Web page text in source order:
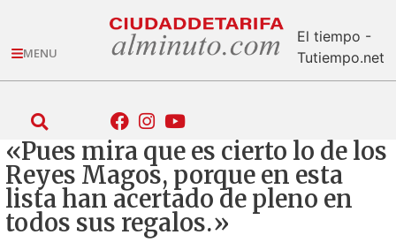
MENU
El tiempo -
Tutiempo.net
«Pues mira que es cierto lo de los
Reyes Magos, porque en esta
lista han acertado de pleno en
todos sus regalos.»